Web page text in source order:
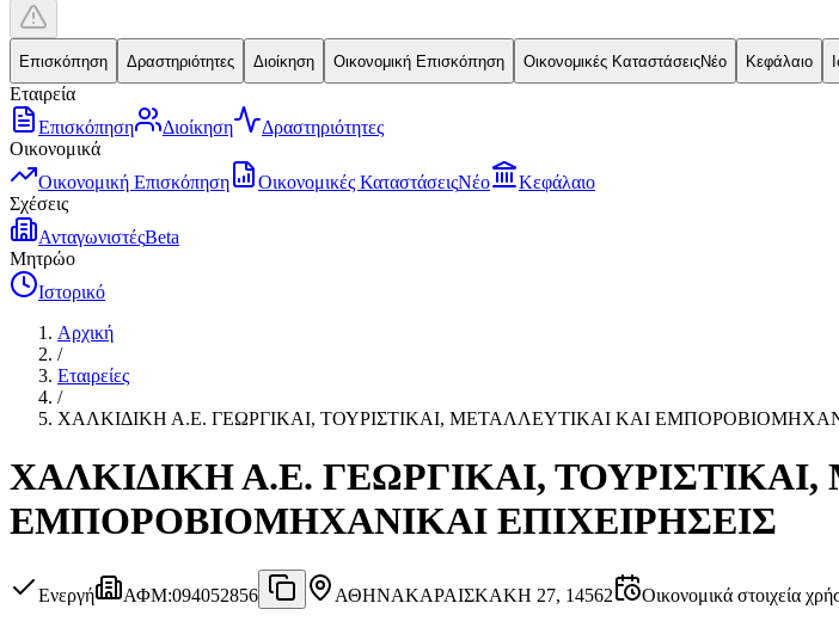
Επισκόπηση Δραστηριότητες Διοίκηση Οικονομική Επισκόπηση Οικονομικές ΚαταστάσειςΝέο Κεφάλαιο
Εταιρεία
Επισκόπηση
Διοίκηση
Δραστηριότητες
Οικονομικά
Οικονομική Επισκόπηση
Οικονομικές ΚαταστάσειςΝέο
Κεφάλαιο
Σχέσεις
ΑνταγωνιστέςBeta
Μητρώο
Ιστορικό
Αρχική
/
Εταιρείες
/
ΧΑΛΚΙΔΙΚΗ Α.Ε. ΓΕΩΡΓΙΚΑΙ, ΤΟΥΡΙΣΤΙΚΑΙ, ΜΕΤΑΛΛΕΥΤΙΚΑΙ ΚΑΙ
ΧΑΛΚΙΔΙΚΗ Α.Ε. ΓΕΩΡΓΙΚΑΙ,
ΕΜΠΟΡΟΒΙΟΜΗΧΑΝΙΚΑΙ ΕΠΙΧΕΙΡΗΣΕΙΣ
Ενεργή ΑΦΜ:094052856 ΑΘΗΝΑΚΑΡΑΙΣΚΑΚΗ 27, 14562 Οικονομικά στοιχεία